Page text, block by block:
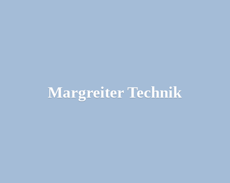
Margreiter Technik